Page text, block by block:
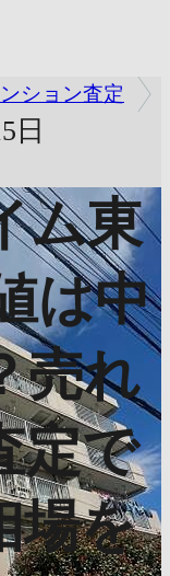
ション査定
日
ム東
は中
売れ
定で
場を